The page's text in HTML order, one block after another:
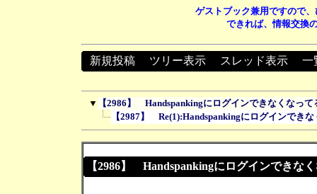
ゲストブック兼用ですので
できれば、情報交換
新規投稿 ツリー表示 スレッド表示 一
▼
【2986】 Handspankingにログインできなくなっ
【2987】 Re(1):Handspankingにログインできな
【2986】 Handspankingにログインできな